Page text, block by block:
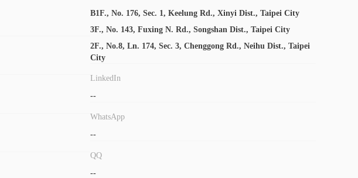
B1F., No. 176, Sec. 1, Keelung Rd., Xinyi Dist., Taipei City
3F., No. 143, Fuxing N. Rd., Songshan Dist., Taipei City
2F., No.8, Ln. 174, Sec. 3, Chenggong Rd., Neihu Dist., Taipei
City
LinkedIn
--
WhatsApp
--
QQ
--